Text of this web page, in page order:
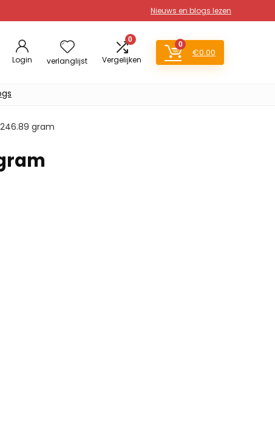
Nieuws en blogs lezen
Login verlanglijst
0
Vergelijken
0
€0.00
gram